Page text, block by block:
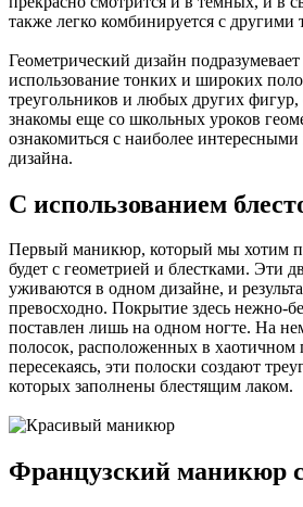
также легко комбинируется с другими
Геометрический дизайн
использование тонких и широких
треугольников и любых других
знакомы еще со школьных уроков
ознакомиться с наиболее
дизайна.
С использованием
Первый маникюр, который мы хотим
будет с геометрией и блестками. Эти
уживаются в одном дизайне, и
превосходно. Покрытие здесь нежно-
поставлен лишь на одном ногте. На
полосок, расположенных в хаотичном
пересекаясь, эти полоски создают
которых заполнены блестящим лаком.
Французский маникюр